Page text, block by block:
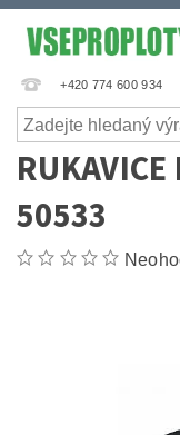
+420 774 600 934
50533